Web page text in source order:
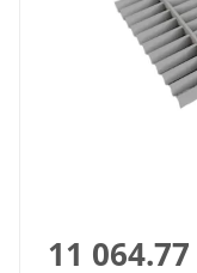
11 064.77